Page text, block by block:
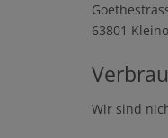
63801
Wir sind